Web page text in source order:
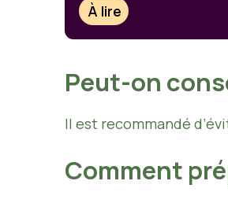
À lire
Peut-on
Il est recommandé
Comment